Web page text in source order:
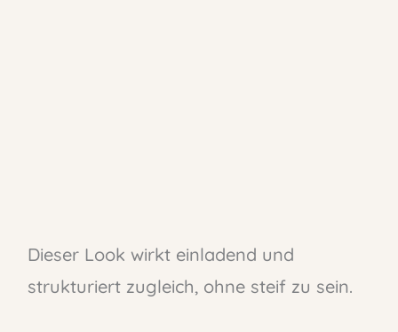
Dieser Look wirkt einladend und
strukturiert zugleich, ohne steif zu sein.